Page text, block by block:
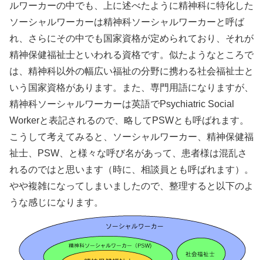
ルワーカーの中でも、上に述べたように精神科に特化した
ソーシャルワーカーは精神科ソーシャルワーカーと呼ば
れ、さらにその中でも国家資格が定められており、それが
精神保健福祉士といわれる資格です。似たようなところで
は、精神科以外の幅広い福祉の分野に携わる社会福祉士と
いう国家資格があります。また、専門用語になりますが、
精神科ソーシャルワーカーは英語でPsychiatric Social
Workerと表記されるので、略してPSWとも呼ばれます。
こうして考えてみると、ソーシャルワーカー、精神保健福
祉士、PSW、と様々な呼び名があって、患者様は混乱さ
れるのではと思います（時に、相談員とも呼ばれます）。
やや複雑になってしまいましたので、整理すると以下のよ
うな感じになります。